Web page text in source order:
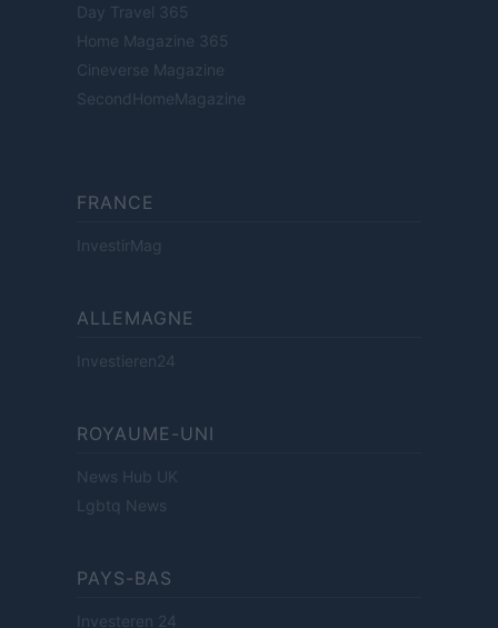
Day Travel 365
Home Magazine 365
Cineverse Magazine
SecondHomeMagazine
FRANCE
InvestirMag
ALLEMAGNE
Investieren24
ROYAUME-UNI
News Hub UK
Lgbtq News
PAYS-BAS
Investeren 24